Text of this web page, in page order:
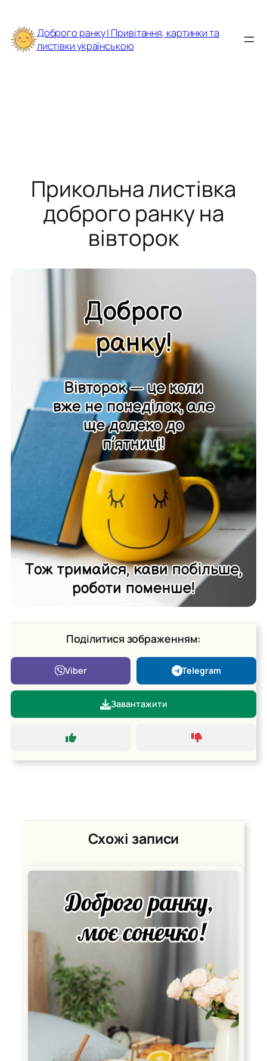
до
вмісту
Доброго ранку | Привітання, картинки та
листівки українською
Прикольна листівка
доброго ранку на
вівторок
Поділитися зображенням:
Viber Telegram
Завантажити
Схожі записи